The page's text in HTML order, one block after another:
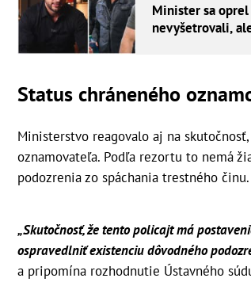
Minister sa
nevyšetrovali,
Status chráneného
Ministerstvo reagovalo aj na
oznamovateľa. Podľa rezortu to nemá
podozrenia zo spáchania trestného činu.
„Skutočnosť, že tento policajt má
ospravedlniť existenciu dôvodného
a pripomína rozhodnutie Ústavného